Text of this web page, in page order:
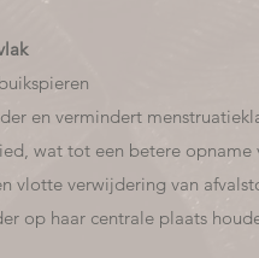
en vermindert
wat tot een betere opname
vlotte verwijdering van
op haar centrale plaats